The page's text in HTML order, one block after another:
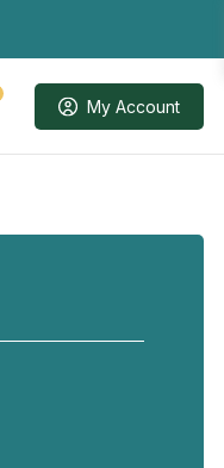
My Account